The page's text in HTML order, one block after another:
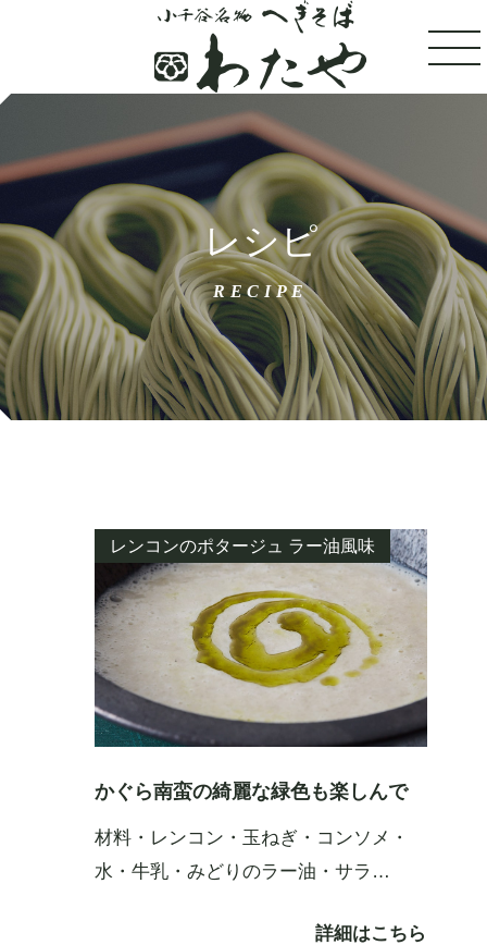
トップ
100年フードへぎそば
わたやについて
店舗案内
オンラインショップ
お知らせ
レシピ
RECIPE
レンコンのポタージュ ラー油風味
かぐら南蛮の綺麗な緑色も楽しんで
材料・レンコン・玉ねぎ・コンソメ・
水・牛乳・みどりのラー油・サラ…
詳細はこちら